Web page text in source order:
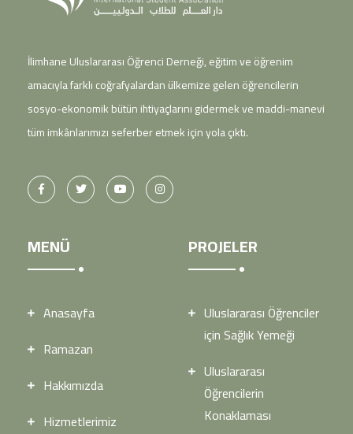
İlimhane Uluslararası Öğrenci Derneği, eğitim ve öğrenim
amacıyla farklı coğrafyalardan ülkemize gelen öğrencilerin
sosyo-ekonomik bütün ihtiyaçlarını gidermek ve maddi-manevi
tüm imkânlarımızı seferber etmek için yola çıktı.
MENÜ
Anasayfa
Ramazan
Hakkımızda
Hizmetlerimiz
PROJELER
Uluslararası Öğrenciler
için Sağlık Yemeği
Uluslararası
Öğrencilerin
Konaklaması